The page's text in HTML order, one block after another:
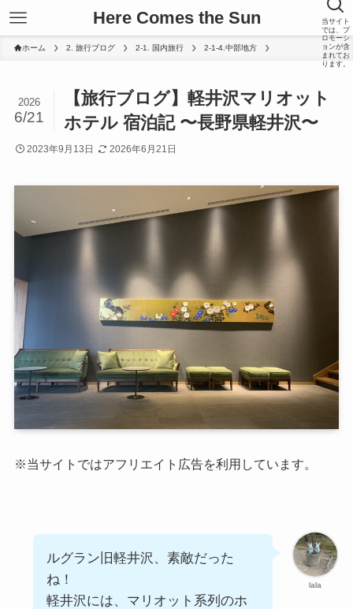
Here Comes the Sun 当サイト
では、プ
ロモーシ
ョンが含
まれてお
ります。
ホーム 2. 旅行ブログ 2-1. 国内旅行 2-1-4.中部地方
【旅行ブログ】軽井沢マリオット
ホテル 宿泊記 〜長野県軽井沢〜
2026
6/21
2023年9月13日 2026年6月21日
※当サイトではアフリエイト広告を利用しています。
lala
ルグラン旧軽井沢、素敵だった
ね！
軽井沢には、マリオット系列のホ